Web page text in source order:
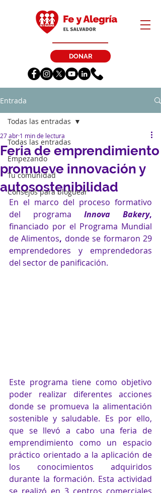
DONAR
Entrada
Todas las entradas
Empezando
Tu comunidad
Consejos para bloguear
Todas las entradas
Feria de emprendimiento
promueve innovación y
autosostenibilidad
27 abr 1 min de lectura
En el marco del proceso formativo
del programa Innova Bakery
financiado por el Programa Mundial
de Alimentos, donde se formaron 29
emprendedores y emprendedoras
del sector de panificación.
Este programa tiene como objetivo
poder realizar diferentes acciones
donde se promueva la alimentación
sostenible y saludable. Es por ello,
que se llevó a cabo una feria de
emprendimiento como un espacio
práctico orientado a la aplicación de
los conocimientos adquiridos
durante la formación. Esta actividad